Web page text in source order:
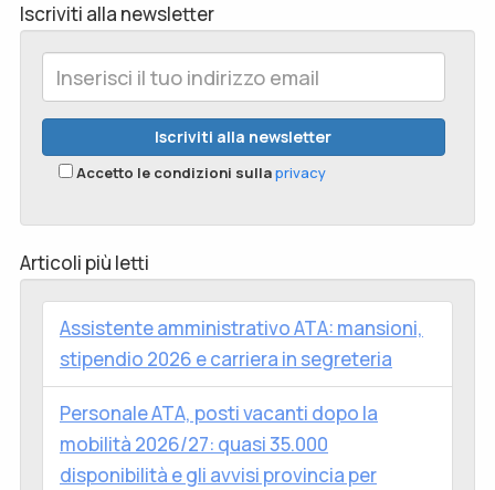
Iscriviti alla newsletter
Accetto le condizioni sullaprivacy
Articoli più letti
Assistente amministrativo ATA: mansioni,
stipendio 2026 e carriera in segreteria
Personale ATA, posti vacanti dopo la
mobilità 2026/27: quasi 35.000
disponibilità e gli avvisi provincia per